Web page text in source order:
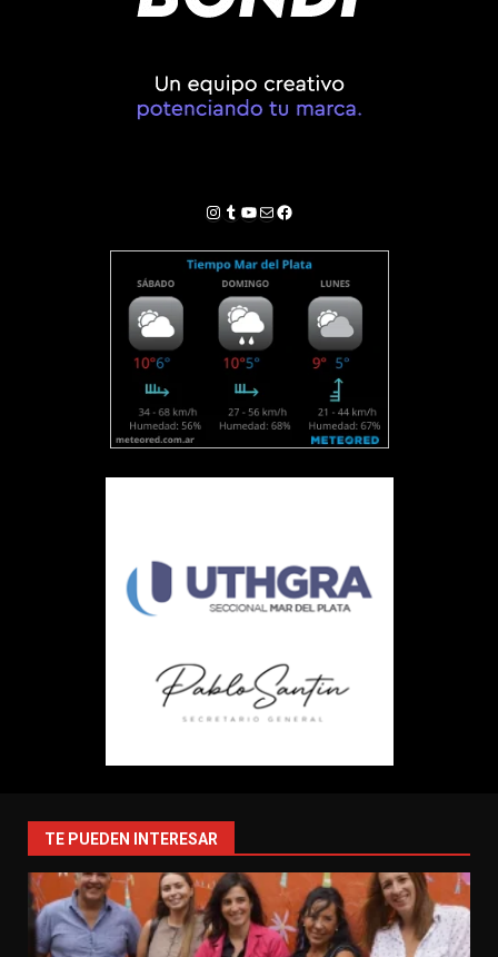
Instagram
Tumblr
YouTube
Correo electrónico
Facebook
TE PUEDEN INTERESAR